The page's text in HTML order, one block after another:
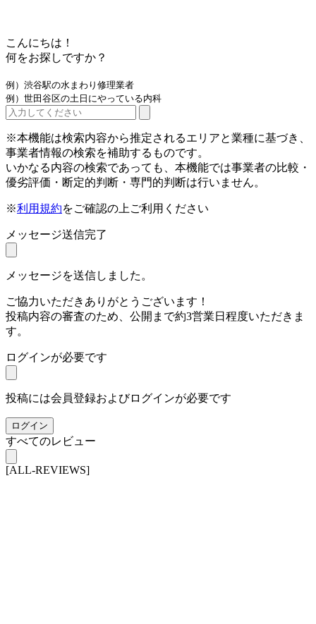
こんにちは！
何をお探しですか？
例）渋谷駅の水まわり修理業者
例）世田谷区の土日にやっている内科
※本機能は検索内容から推定されるエリアと業種に基づき、
事業者情報の検索を補助するものです。
いかなる内容の検索であっても、本機能では事業者の比較・
優劣評価・断定的判断・専門的判断は行いません。
※利用規約をご確認の上ご利用ください
メッセージ送信完了
メッセージを送信しました。
ご協力いただきありがとうございます！
投稿内容の審査のため、公開まで約3営業日程度いただきま
す。
ログインが必要です
投稿には会員登録およびログインが必要です
ログイン
すべてのレビュー
[ALL-REVIEWS]